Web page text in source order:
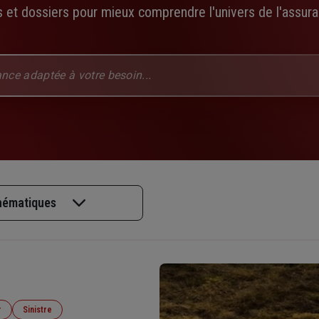
dossiers pour mieux comprendre l'univers de
Sinistre